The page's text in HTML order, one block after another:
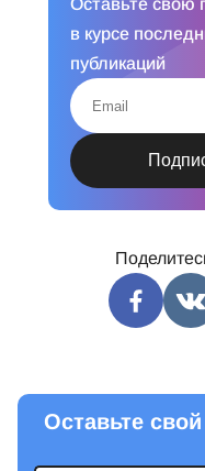
Оставьте свою
в курсе
публикаций
Оставьте